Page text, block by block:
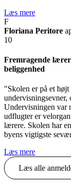
Læs mere
F
Floriana Peritore
10
Fremragende
beliggenhed
"Skolen er på et
undervisningsevner,
Undervisningen var
udflugter er
lærere. Skolen har
byens vigtigste
Læs mere
Læs alle